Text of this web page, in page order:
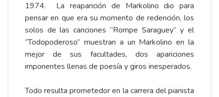
1974. La reaparición de Markolino dio para
pensar en que era su momento de redención, los
solos de las canciones “Rompe Saraguey” y el
“Todopoderoso” muestran a un Markolino en la
mejor de sus facultades, dos apariciones
imponentes llenas de poesía y giros inesperados.
Todo resulta prometedor en la carrera del pianista